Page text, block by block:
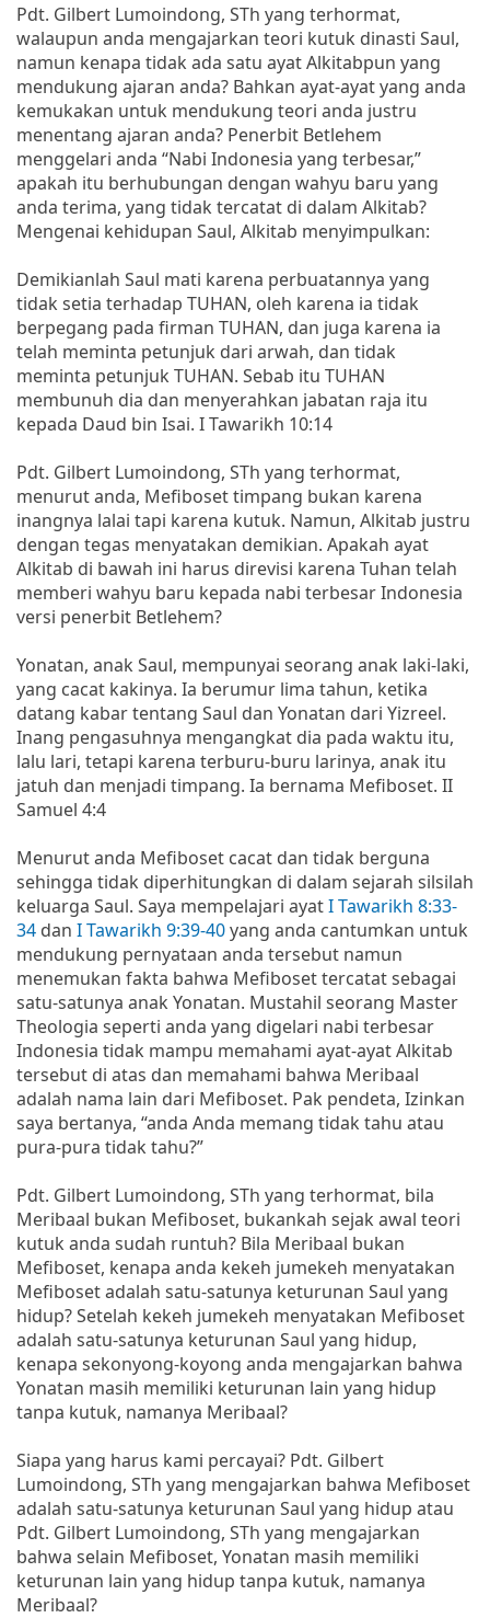
Pdt. Gilbert Lumoindong, STh yang terhormat,
walaupun anda mengajarkan teori kutuk dinasti Saul,
namun kenapa tidak ada satu ayat Alkitabpun yang
mendukung ajaran anda? Bahkan ayat-ayat yang anda
kemukakan untuk mendukung teori anda justru
menentang ajaran anda? Penerbit Betlehem
menggelari anda “Nabi Indonesia yang terbesar,”
apakah itu berhubungan dengan wahyu baru yang
anda terima, yang tidak tercatat di dalam Alkitab?
Mengenai kehidupan Saul, Alkitab menyimpulkan:
Demikianlah Saul mati karena perbuatannya yang
tidak setia terhadap TUHAN, oleh karena ia tidak
berpegang pada firman TUHAN, dan juga karena ia
telah meminta petunjuk dari arwah, dan tidak
meminta petunjuk TUHAN. Sebab itu TUHAN
membunuh dia dan menyerahkan jabatan raja itu
kepada Daud bin Isai. I Tawarikh 10:14
Pdt. Gilbert Lumoindong, STh yang terhormat,
menurut anda, Mefiboset timpang bukan karena
inangnya lalai tapi karena kutuk. Namun, Alkitab justru
dengan tegas menyatakan demikian. Apakah ayat
Alkitab di bawah ini harus direvisi karena Tuhan telah
memberi wahyu baru kepada nabi terbesar Indonesia
versi penerbit Betlehem?
Yonatan, anak Saul, mempunyai seorang anak laki-laki,
yang cacat kakinya. Ia berumur lima tahun, ketika
datang kabar tentang Saul dan Yonatan dari Yizreel.
Inang pengasuhnya mengangkat dia pada waktu itu,
lalu lari, tetapi karena terburu-buru larinya, anak itu
jatuh dan menjadi timpang. Ia bernama Mefiboset. II
Samuel 4:4
Menurut anda Mefiboset cacat dan tidak berguna
sehingga tidak diperhitungkan di dalam sejarah silsilah
keluarga Saul. Saya mempelajari ayatI Tawarikh 8:33-
34 dan I Tawarikh 9:39-40yang anda cantumkan untuk
mendukung pernyataan anda tersebut namun
menemukan fakta bahwa Mefiboset tercatat sebagai
satu-satunya anak Yonatan. Mustahil seorang Master
Theologia seperti anda yang digelari nabi terbesar
Indonesia tidak mampu memahami ayat-ayat Alkitab
tersebut di atas dan memahami bahwa Meribaal
adalah nama lain dari Mefiboset. Pak pendeta, Izinkan
saya bertanya, “anda Anda memang tidak tahu atau
pura-pura tidak tahu?”
Pdt. Gilbert Lumoindong, STh yang terhormat, bila
Meribaal bukan Mefiboset, bukankah sejak awal teori
kutuk anda sudah runtuh? Bila Meribaal bukan
Mefiboset, kenapa anda kekeh jumekeh menyatakan
Mefiboset adalah satu-satunya keturunan Saul yang
hidup? Setelah kekeh jumekeh menyatakan Mefiboset
adalah satu-satunya keturunan Saul yang hidup,
kenapa sekonyong-koyong anda mengajarkan bahwa
Yonatan masih memiliki keturunan lain yang hidup
tanpa kutuk, namanya Meribaal?
Siapa yang harus kami percayai? Pdt. Gilbert
Lumoindong, STh yang mengajarkan bahwa Mefiboset
adalah satu-satunya keturunan Saul yang hidup atau
Pdt. Gilbert Lumoindong, STh yang mengajarkan
bahwa selain Mefiboset, Yonatan masih memiliki
keturunan lain yang hidup tanpa kutuk, namanya
Meribaal?